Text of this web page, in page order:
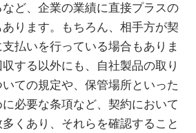
ど、企業の業績に直接プラスの
ります。もちろん、相手方が契
払いを行っている場合もありま
する以外にも、自社製品の取り
ての規定や、保管場所といった
必要な条項など、契約において
くあり、それらを確認すること